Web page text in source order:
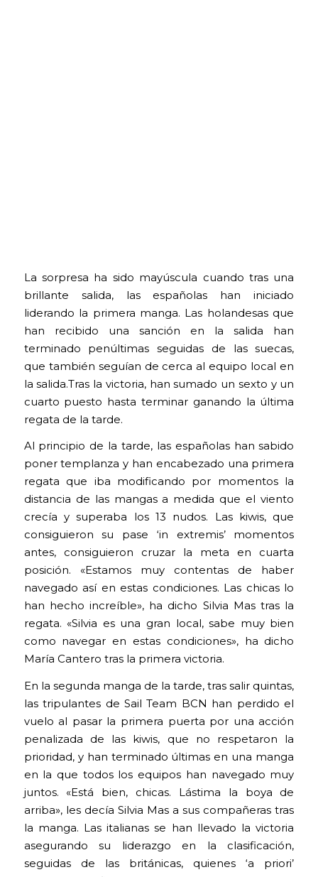
La sorpresa ha sido mayúscula cuando tras una
brillante salida, las españolas han iniciado
liderando la primera manga. Las holandesas que
han recibido una sanción en la salida han
terminado penúltimas seguidas de las suecas,
que también seguían de cerca al equipo local en
la salida.Tras la victoria, han sumado un sexto y un
cuarto puesto hasta terminar ganando la última
regata de la tarde.
Al principio de la tarde, las españolas han sabido
poner templanza y han encabezado una primera
regata que iba modificando por momentos la
distancia de las mangas a medida que el viento
crecía y superaba los 13 nudos. Las kiwis, que
consiguieron su pase ‘in extremis’ momentos
antes, consiguieron cruzar la meta en cuarta
posición. «Estamos muy contentas de haber
navegado así en estas condiciones. Las chicas lo
han hecho increíble», ha dicho Silvia Mas tras la
regata. «Silvia es una gran local, sabe muy bien
como navegar en estas condiciones», ha dicho
María Cantero tras la primera victoria.
En la segunda manga de la tarde, tras salir quintas,
las tripulantes de Sail Team BCN han perdido el
vuelo al pasar la primera puerta por una acción
penalizada de las kiwis, que no respetaron la
prioridad, y han terminado últimas en una manga
en la que todos los equipos han navegado muy
juntos. «Está bien, chicas. Lástima la boya de
arriba», les decía Silvia Mas a sus compañeras tras
la manga. Las italianas se han llevado la victoria
asegurando su liderazgo en la clasificación,
seguidas de las británicas, quienes ‘a priori’